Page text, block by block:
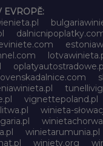
EVROPĚ:
vignettepoland.pl
winieta-
winietarumunia.pl
winiety.org